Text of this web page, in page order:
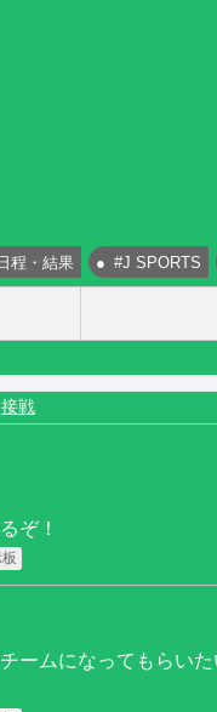
程・結果 #J SPORTS
接戦
ぞ！
板
ームになってもらい